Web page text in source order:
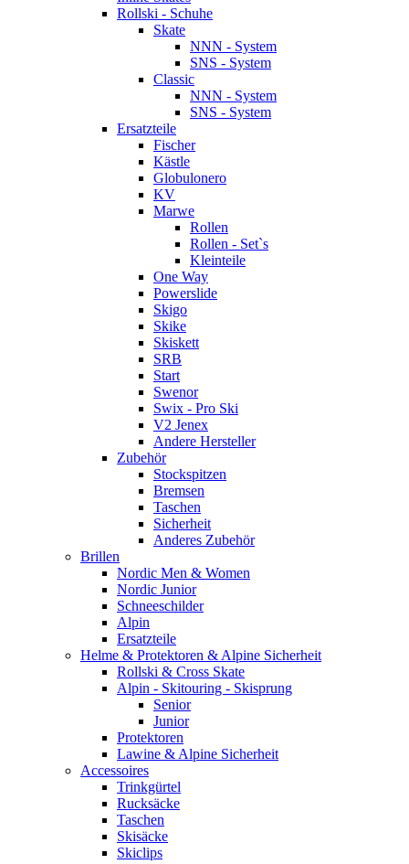
Rollski - Schuhe
Skate
NNN - System
SNS - System
Classic
NNN - System
SNS - System
Ersatzteile
Fischer
Kästle
Globulonero
KV
Marwe
Rollen
Rollen - Set`s
Kleinteile
One Way
Powerslide
Skigo
Skike
Skiskett
SRB
Start
Swenor
Swix - Pro Ski
V2 Jenex
Andere Hersteller
Zubehör
Stockspitzen
Bremsen
Taschen
Sicherheit
Anderes Zubehör
Brillen
Nordic Men & Women
Nordic Junior
Schneeschilder
Alpin
Ersatzteile
Helme & Protektoren & Alpine Sicherheit
Rollski & Cross Skate
Alpin - Skitouring - Skisprung
Senior
Junior
Protektoren
Lawine & Alpine Sicherheit
Accessoires
Trinkgürtel
Rucksäcke
Taschen
Skisäcke
Skiclips